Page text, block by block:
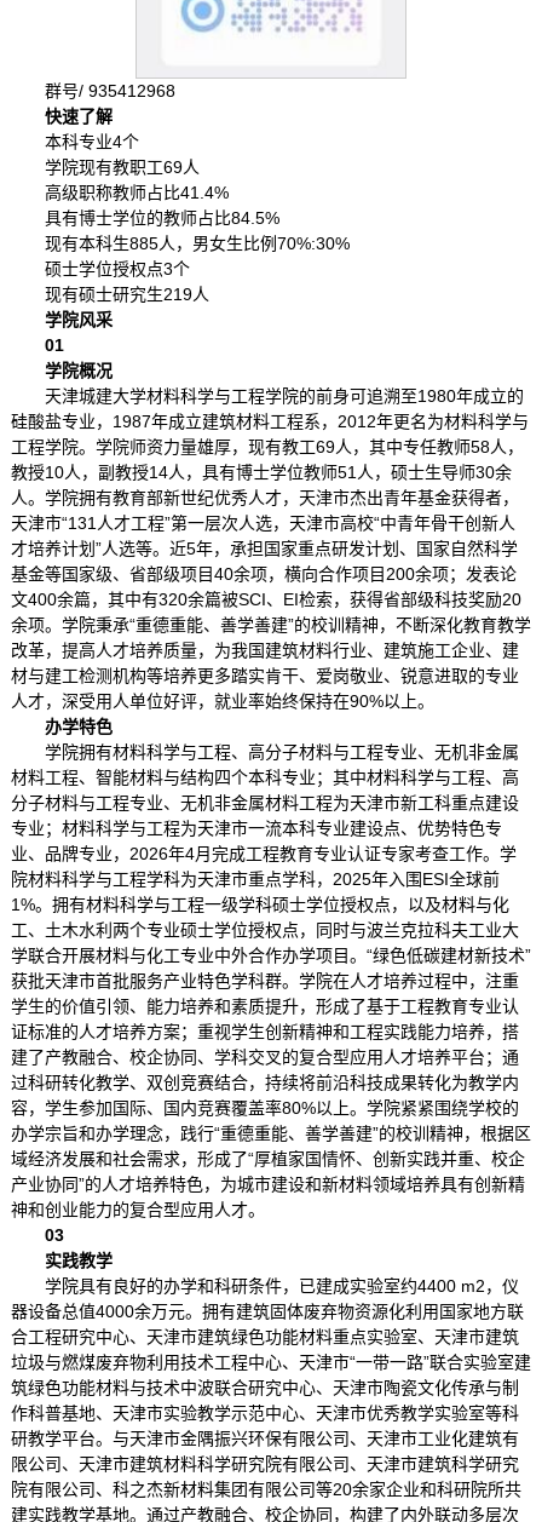
群号/ 935412968
快速了解
本科专业4个
学院现有教职工69人
高级职称教师占比41.4%
具有博士学位的教师占比84.5%
现有本科生885人，男女生比例70%:30%
硕士学位授权点3个
现有硕士研究生219人
学院风采
01
学院概况
天津城建大学材料科学与工程学院的前身可追溯至1980年成立的
硅酸盐专业，1987年成立建筑材料工程系，2012年更名为材料科学与
工程学院。学院师资力量雄厚，现有教工69人，其中专任教师58人，
教授10人，副教授14人，具有博士学位教师51人，硕士生导师30余
人。学院拥有教育部新世纪优秀人才，天津市杰出青年基金获得者，
天津市“131人才工程”第一层次人选，天津市高校“中青年骨干创新人
才培养计划”人选等。近5年，承担国家重点研发计划、国家自然科学
基金等国家级、省部级项目40余项，横向合作项目200余项；发表论
文400余篇，其中有320余篇被SCI、EI检索，获得省部级科技奖励20
余项。学院秉承“重德重能、善学善建”的校训精神，不断深化教育教学
改革，提高人才培养质量，为我国建筑材料行业、建筑施工企业、建
材与建工检测机构等培养更多踏实肯干、爱岗敬业、锐意进取的专业
人才，深受用人单位好评，就业率始终保持在90%以上。
办学特色
学院拥有材料科学与工程、高分子材料与工程专业、无机非金属
材料工程、智能材料与结构四个本科专业；其中材料科学与工程、高
分子材料与工程专业、无机非金属材料工程为天津市新工科重点建设
专业；材料科学与工程为天津市一流本科专业建设点、优势特色专
业、品牌专业，2026年4月完成工程教育专业认证专家考查工作。学
院材料科学与工程学科为天津市重点学科，2025年入围ESI全球前
1%。拥有材料科学与工程一级学科硕士学位授权点，以及材料与化
工、土木水利两个专业硕士学位授权点，同时与波兰克拉科夫工业大
学联合开展材料与化工专业中外合作办学项目。“绿色低碳建材新技术”
获批天津市首批服务产业特色学科群。学院在人才培养过程中，注重
学生的价值引领、能力培养和素质提升，形成了基于工程教育专业认
证标准的人才培养方案；重视学生创新精神和工程实践能力培养，搭
建了产教融合、校企协同、学科交叉的复合型应用人才培养平台；通
过科研转化教学、双创竞赛结合，持续将前沿科技成果转化为教学内
容，学生参加国际、国内竞赛覆盖率80%以上。学院紧紧围绕学校的
办学宗旨和办学理念，践行“重德重能、善学善建”的校训精神，根据区
域经济发展和社会需求，形成了“厚植家国情怀、创新实践并重、校企
产业协同”的人才培养特色，为城市建设和新材料领域培养具有创新精
神和创业能力的复合型应用人才。
03
实践教学
学院具有良好的办学和科研条件，已建成实验室约4400 m2，仪
器设备总值4000余万元。拥有建筑固体废弃物资源化利用国家地方联
合工程研究中心、天津市建筑绿色功能材料重点实验室、天津市建筑
垃圾与燃煤废弃物利用技术工程中心、天津市“一带一路”联合实验室建
筑绿色功能材料与技术中波联合研究中心、天津市陶瓷文化传承与制
作科普基地、天津市实验教学示范中心、天津市优秀教学实验室等科
研教学平台。与天津市金隅振兴环保有限公司、天津市工业化建筑有
限公司、天津市建筑材料科学研究院有限公司、天津市建筑科学研究
院有限公司、科之杰新材料集团有限公司等20余家企业和科研院所共
建实践教学基地。通过产教融合、校企协同，构建了内外联动多层次